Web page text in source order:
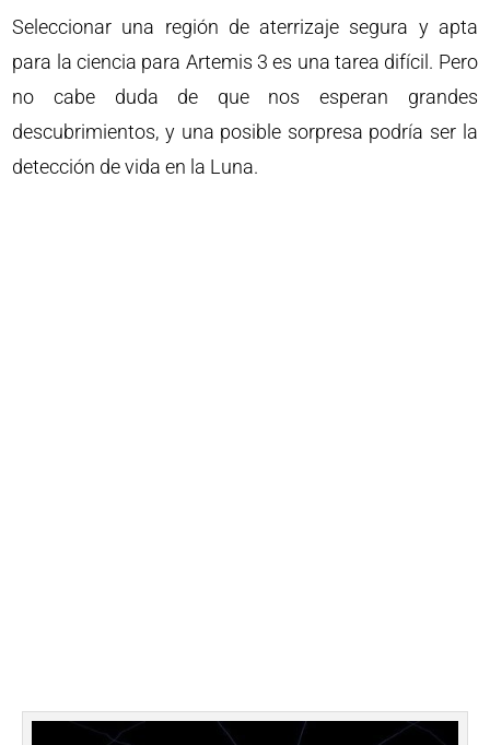
Seleccionar una región de aterrizaje segura y apta
para la ciencia para Artemis 3 es una tarea difícil. Pero
no cabe duda de que nos esperan grandes
descubrimientos, y una posible sorpresa podría ser la
detección de vida en la Luna.